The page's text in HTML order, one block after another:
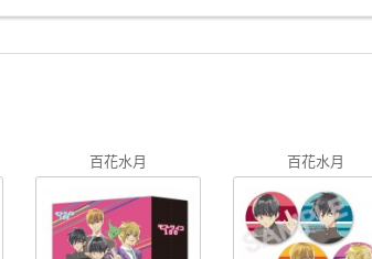
百花水月 百花水月